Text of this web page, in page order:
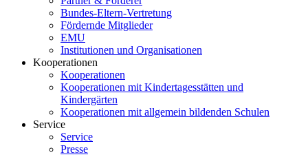
Bundes-Eltern-Vertretung
Fördernde Mitglieder
EMU
Institutionen und Organisationen
Kooperationen
Kooperationen
Kooperationen mit Kindertagesstätten und
Kindergärten
Kooperationen mit allgemein bildenden Schulen
Service
Service
Presse